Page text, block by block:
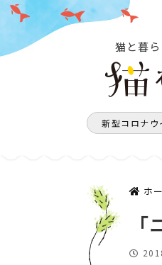
猫と暮
新型コロナウ
ホ